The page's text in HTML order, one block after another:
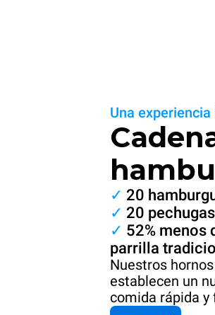
Una
✓ 20
✓ 20
✓ 52% menos
parrilla
Nuestros
establecen un
comida rápida y